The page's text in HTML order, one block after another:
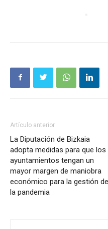
Artículo anterior
La Diputación de Bizkaia
adopta medidas para que los
ayuntamientos tengan un
mayor margen de maniobra
económico para la gestión de
la pandemia